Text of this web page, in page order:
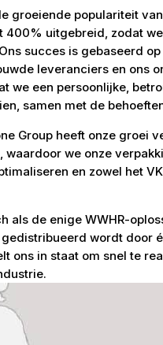
groeiende populariteit
uitgebreid, zodat
succes is gebaseerd
leveranciers en ons
we een persoonlijke,
samen met de
Group heeft onze groei
waardoor we onze
en zowel het
als de enige WWHR-
wordt door
ons in staat om snel te